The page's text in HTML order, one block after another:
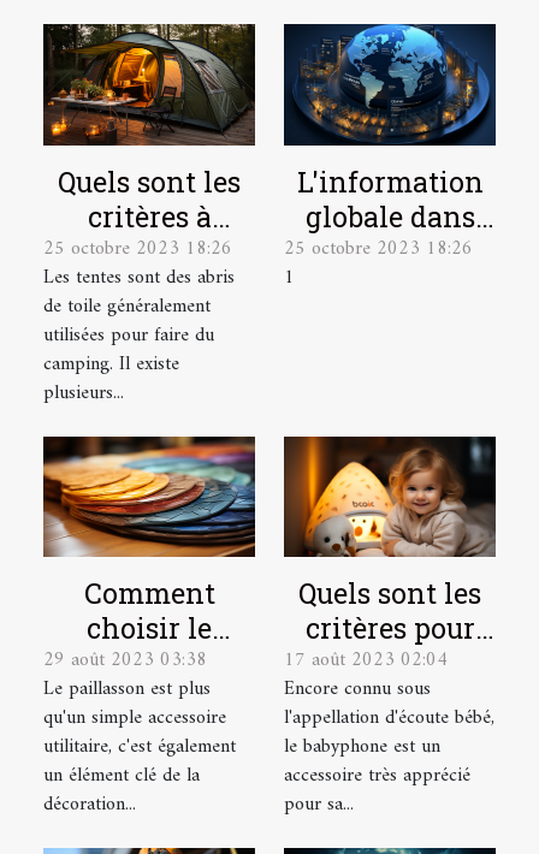
Quels sont les
critères à
prendre en
compte pour
bien choisir
une tente de
camping ?
25 octobre 2023 18:26
Les tentes sont des abris
de toile généralement
utilisées pour faire du
camping. Il existe
plusieurs...
L'information
globale dans
une seule
25 octobre 2023 18:26
1
Comment
choisir le
paillasson sur
mesure parfait
pour votre
intérieur et
extérieur
29 août 2023 03:38
Le paillasson est plus
qu'un simple accessoire
utilitaire, c'est également
un élément clé de la
décoration...
Quels sont les
critères pour
choisir le
meilleur
babyphone
vidéo ?
17 août 2023 02:04
Encore connu sous
l'appellation d'écoute bébé,
le babyphone est un
accessoire très apprécié
pour sa...